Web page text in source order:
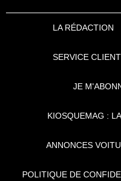
LA RÉDACTION
SERVICE CLIENT
JE
KIOSQUEMAG :
ANNONCES
POLITIQUE DE